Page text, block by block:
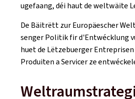
ugefaang, déi haut de weltwäite
De Bäitrëtt zur Europäescher
senger Politik fir d'Entwécklung
huet de Lëtzebuerger
Produiten a Servicer ze